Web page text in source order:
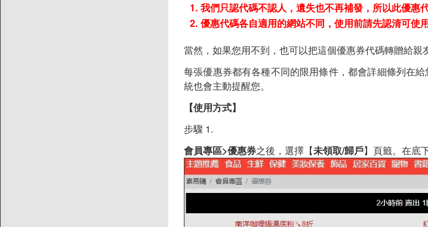
我們只認代碼不認人，遺失也不再補發，所以此優惠
優惠代碼各自適用的網站不同，使用前請先認清可使
當然，如果您用不到，也可以把這個優惠券代碼轉贈給親
每張優惠券都有各種不同的限用條件，都會詳細條列在
統也會主動提醒您。
【使用方式】
步驟 1.
會員專區>優惠券之後，選擇【未領取/歸戶】頁籤。在底